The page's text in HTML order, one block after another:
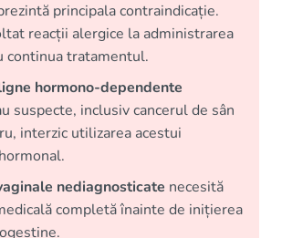
principala contraindicație.
reacții alergice la administrarea
continua tratamentul.
hormono-dependente
suspecte, inclusiv cancerul de sân
interzic utilizarea acestui
nediagnosticate necesită
completă înainte de inițierea